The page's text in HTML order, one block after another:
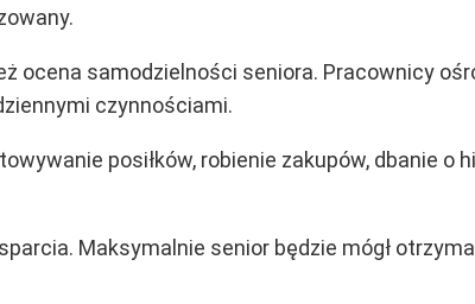
ocena samodzielności seniora. Pracownicy
czynnościami.
posiłków, robienie zakupów, dbanie o
Maksymalnie senior będzie mógł